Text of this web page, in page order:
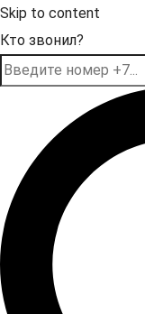
Skip to content
Кто звонил?